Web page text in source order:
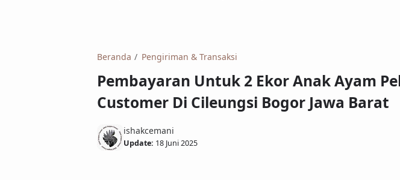
Beranda Pengiriman & Transaksi
Pembayaran Untuk 2 Ekor Anak Ayam
Customer Di Cileungsi Bogor Jawa Barat
ishakcemani
Update: 18 Juni 2025